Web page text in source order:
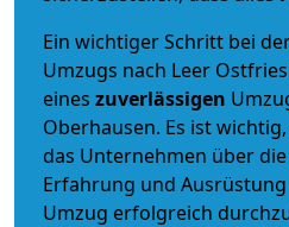
Ein wichtiger Schritt bei
Umzugs nach Leer
eines zuverlässigen
Oberhausen. Es ist
das Unternehmen über
Erfahrung und
Umzug erfolgreich